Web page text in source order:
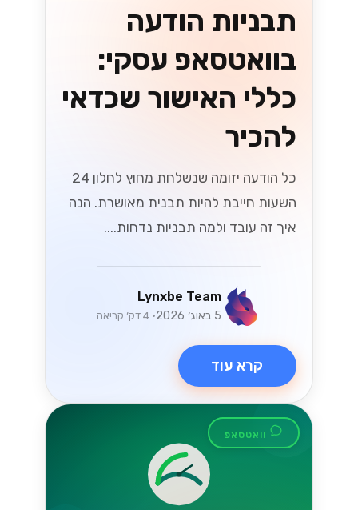
תבניות הודעה
בוואטסאפ עסקי:
כללי האישור שכדאי
להכיר
כל הודעה יזומה שנשלחת מחוץ לחלון 24
השעות חייבת להיות תבנית מאושרת. הנה
איך זה עובד ולמה תבניות נדחות....
Lynxbe Team
5 באוג׳ 2026 • 4 דק׳ קריאה
קרא עוד
וואטסאפ